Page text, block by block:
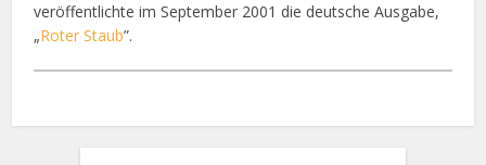
veröffentlichte im September 2001 die deutsche Ausgabe,
„Roter Staub”.